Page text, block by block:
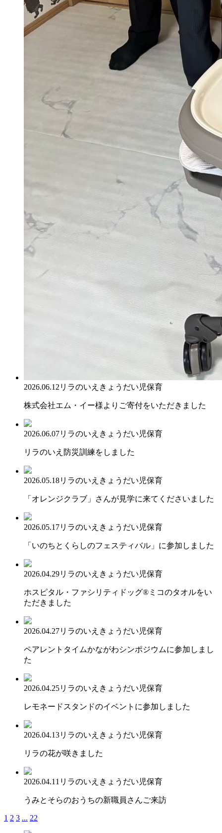
2026.06.12 リラのいえ きょうだい児保育
株式会社エム・イー様よりご寄付をいただきました
2026.06.07リラのいえ きょうだい児保育
リラのいえ防災訓練をしました
2026.05.18リラのいえ きょうだい児保育
「オレンジクラブ」さんが見学に来てくださいました
2026.05.17リラのいえ きょうだい児保育
「いのちとくらしのフェスティバル」に参加しました
2026.04.29リラのいえ きょうだい児保育
ホスピタル・ファシリティドッグ®ミコのタオルをい
ただきました
2026.04.27リラのいえ きょうだい児保育
ペアレントタイムかながわシンポジウムに参加しまし
た
2026.04.25リラのいえ きょうだい児保育
レモネードスタンドのイベントに参加しました
2026.04.13リラのいえ きょうだい児保育
リラの花が咲きました
2026.04.11 リラのいえ きょうだい児保育
うみとそらのおうちの新職員さんご来訪
1 2 3 ... 22